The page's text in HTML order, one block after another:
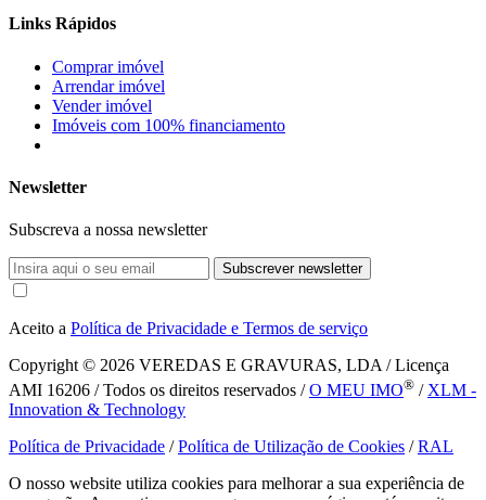
Links Rápidos
Comprar imóvel
Arrendar imóvel
Vender imóvel
Imóveis com 100% financiamento
Newsletter
Subscreva a nossa newsletter
Subscrever newsletter
Aceito a Política de Privacidade e Termos de serviço
Copyright © 2026 VEREDAS E GRAVURAS, LDA / Licença
AMI 16206 / Todos os direitos reservados /O MEU IMO® / XLM -
Innovation & Technology
Política de Privacidade /Política de Utilização de Cookies /RAL
O nosso website utiliza cookies para melhorar a sua experiência de